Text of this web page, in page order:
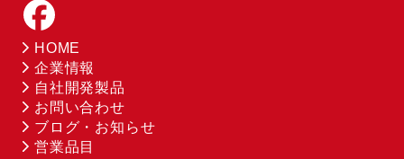
HOME
企業情報
自社開発製品
お問い合わせ
ブログ・お知らせ
営業品目